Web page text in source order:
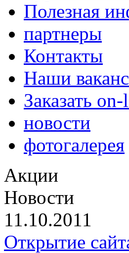
Полезная
партнеры
Контакты
Наши
Заказать
новости
фотогалерея
Акции
Новости
11.10.2011
Открытие